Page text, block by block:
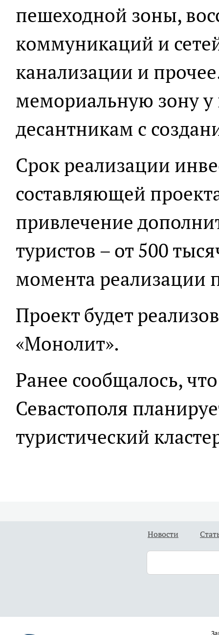
пешеходной зоны,
коммуникаций и
канализации и
мемориальную зону
десантникам с
Срок реализации
составляющей
привлечение
туристов – от 500
момента реализации
Проект будет
«Монолит».
Ранее сообщалось,
Севастополя
туристический
Новости